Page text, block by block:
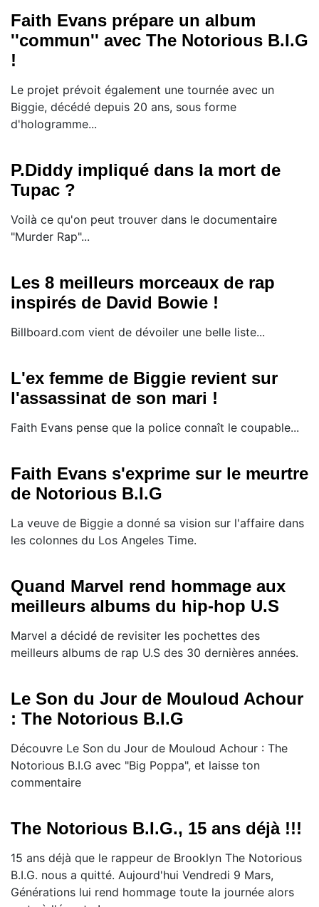
Faith Evans prépare un album
''commun'' avec The Notorious B.I.G
!
Le projet prévoit également une tournée avec un
Biggie, décédé depuis 20 ans, sous forme
d'hologramme...
P.Diddy impliqué dans la mort de
Tupac ?
Voilà ce qu'on peut trouver dans le documentaire
"Murder Rap"...
Les 8 meilleurs morceaux de rap
inspirés de David Bowie !
Billboard.com vient de dévoiler une belle liste...
L'ex femme de Biggie revient sur
l'assassinat de son mari !
Faith Evans pense que la police connaît le coupable...
Faith Evans s'exprime sur le meurtre
de Notorious B.I.G
La veuve de Biggie a donné sa vision sur l'affaire dans
les colonnes du Los Angeles Time.
Quand Marvel rend hommage aux
meilleurs albums du hip-hop U.S
Marvel a décidé de revisiter les pochettes des
meilleurs albums de rap U.S des 30 dernières années.
Le Son du Jour de Mouloud Achour
: The Notorious B.I.G
Découvre Le Son du Jour de Mouloud Achour : The
Notorious B.I.G avec "Big Poppa", et laisse ton
commentaire
The Notorious B.I.G., 15 ans déjà !!!
15 ans déjà que le rappeur de Brooklyn The Notorious
B.I.G. nous a quitté. Aujourd'hui Vendredi 9 Mars,
Générations lui rend hommage toute la journée alors